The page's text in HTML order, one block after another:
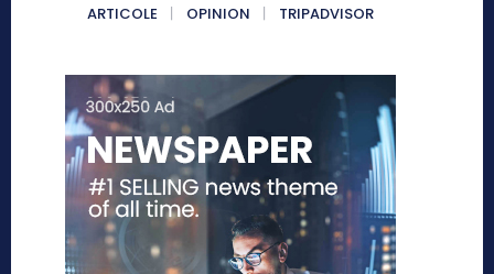
ARTICOLE OPINION TRIPADVISOR